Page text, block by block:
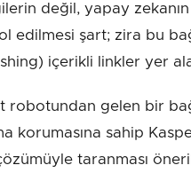
değil, yapay zekanın
edilmesi şart; zira bu
içerikli linkler yer
robotundan gelen bir
korumasına sahip
taranması